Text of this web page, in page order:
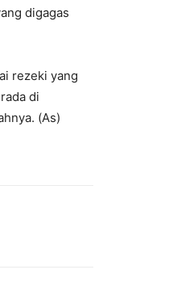
digagas
rezeki yang
di
(As)